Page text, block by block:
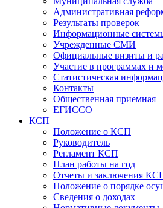
Административная
Результаты проверок
Информационные
Учрежденные СМИ
Официальные визиты и
Участие в программах и
Статистическая
Контакты
Общественная приемная
ЕГИССО
КСП
Положение о КСП
Руководитель
Регламент КСП
План работы на год
Отчеты и заключения
Положение о порядке
Сведения о доходах